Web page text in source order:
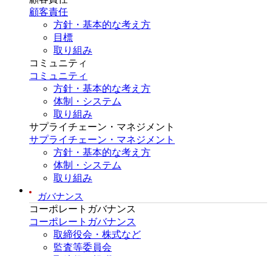
顧客責任
方針・基本的な考え方
目標
取り組み
コミュニティ
コミュニティ
方針・基本的な考え方
体制・システム
取り組み
サプライチェーン・マネジメント
サプライチェーン・マネジメント
方針・基本的な考え方
体制・システム
取り組み
ガバナンス
コーポレートガバナンス
コーポレートガバナンス
取締役会・株式など
監査等委員会